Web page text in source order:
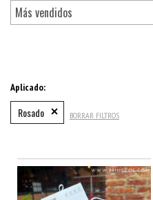
Aplicado:
Rosado BORRAR FILTROS